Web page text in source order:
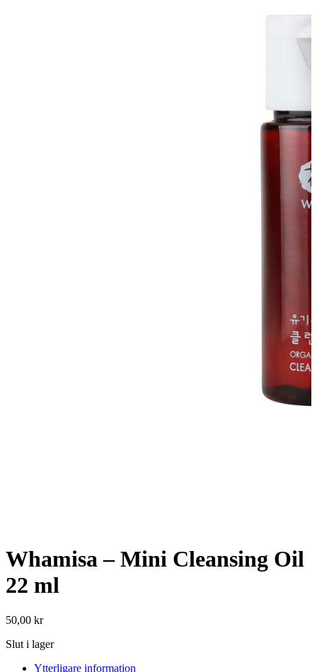
Whamisa – Mini Cleansing Oil
22 ml
50,00 kr
Slut i lager
Ytterligare information